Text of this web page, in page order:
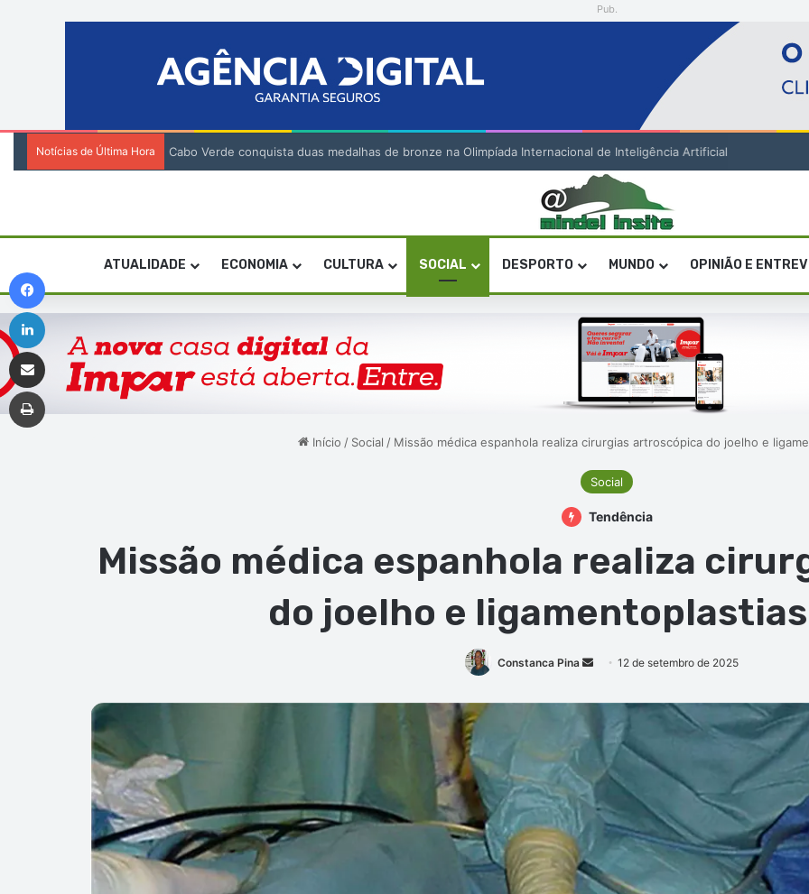
Pub.
Notícias de Última Hora Cabo Verde conquista duas medalhas de bronze na Olimpíada Internacional de Inteligência Artificial
ATUALIDADE ECONOMIA CULTURA SOCIAL DESPORTO MUNDO OPINIÃO E
Início / Social / Missão médica espanhola realiza cirurgias artroscópica do joelho e
Social
Tendência
Missão médica espanhola realiza
do joelho e ligamentoplastias
Constanca Pina
Mande
e-
12 de setembro de 2025
Linkedin
Imprimir